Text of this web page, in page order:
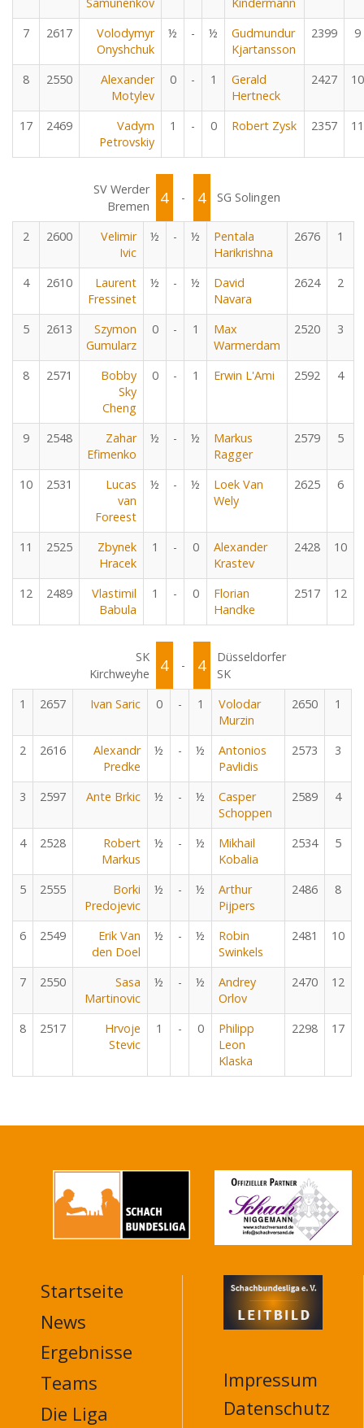
7 2617
Volodymyr
Onyshchuk
½ - ½
Gudmundur
Kjartansson
2399 9
8 2550
Alexander
Motylev
0 - 1
Gerald
Hertneck
2427 10
17 2469
Vadym
Petrovskiy
1 - 0 Robert Zysk 2357 11
SV Werder
Bremen
4 - 4 SG Solingen
2 2600
Velimir
Ivic
½ - ½
Pentala
Harikrishna
2676 1
4 2610
Laurent
Fressinet
½ - ½
David
Navara
2624 2
5 2613
Szymon
Gumularz
0 - 1
Max
Warmerdam
2520 3
8 2571
Bobby
Sky
Cheng
0 - 1 Erwin L'Ami 2592 4
9 2548
Zahar
Efimenko
½ - ½
Markus
Ragger
2579 5
10 2531
Lucas
van
Foreest
½ - ½
Loek Van
Wely
2625 6
11 2525
Zbynek
Hracek
1 - 0
Alexander
Krastev
2428 10
12 2489
Vlastimil
Babula
1 - 0
Florian
Handke
2517 12
SK
Kirchweyhe
4 - 4
Düsseldorfer
SK
1
2657 Ivan Saric 0 - 1
Volodar
Murzin
2650 1
2 2616
Alexandr
Predke
½ - ½
Antonios
Pavlidis
2573 3
3 2597 Ante Brkic ½ - ½
Casper
Schoppen
2589 4
4 2528
Robert
Markus
½ - ½
Mikhail
Kobalia
2534 5
5 2555
Borki
Predojevic
½ - ½
Arthur
Pijpers
2486 8
6 2549
Erik Van
den Doel
½ - ½
Robin
Swinkels
2481 10
7 2550
Sasa
Martinovic
½ - ½
Andrey
Orlov
2470 12
8 2517
Hrvoje
Stevic
1 - 0
Philipp
Leon
Klaska
2298 17
MAIN
NAVIGATION
FOOTER
Startseite
News
Ergebnisse
Teams
Die Liga
Impressum
Datenschutz